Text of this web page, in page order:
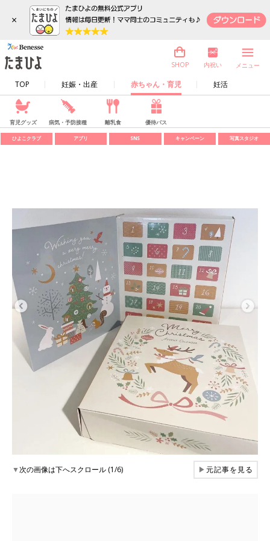
×
TOP 妊娠・出産 赤ちゃん・育児 妊活
SHOP 内祝い メニュー
育児グッズ 病気・予防接種 離乳食 優待パス
ひよこクラブ アプリ SNS キャンペーン 写真スタジオ
▼次の画像は下へスクロール (1/6) ▶元記事を見る